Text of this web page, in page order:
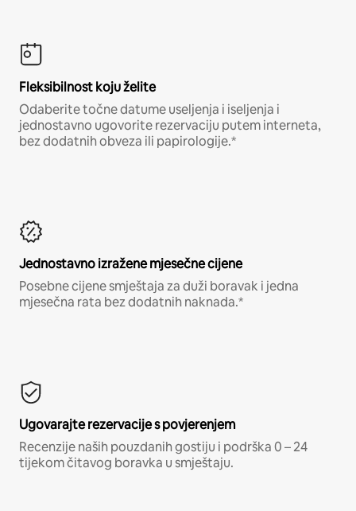
Fleksibilnost koju želite
Odaberite točne datume useljenja i iseljenja i
jednostavno ugovorite rezervaciju putem interneta,
bez dodatnih obveza ili papirologije.*
Jednostavno izražene mjesečne cijene
Posebne cijene smještaja za duži boravak i jedna
mjesečna rata bez dodatnih naknada.*
Ugovarajte rezervacije s povjerenjem
Recenzije naših pouzdanih gostiju i podrška 0 – 24
tijekom čitavog boravka u smještaju.